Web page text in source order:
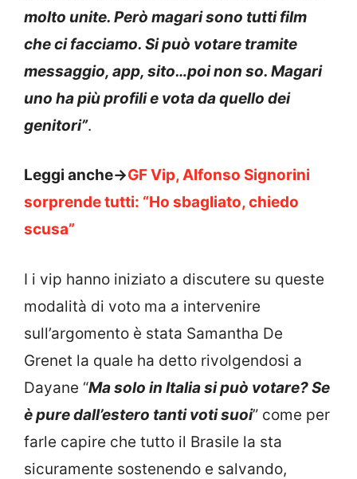
molto unite. Però magari sono tutti film
che ci facciamo. Si può votare tramite
messaggio, app, sito…poi non so. Magari
uno ha più profili e vota da quello dei
genitori”.
Leggi anche->GF Vip, Alfonso Signorini
sorprende tutti: “Ho sbagliato, chiedo
scusa”
I i vip hanno iniziato a discutere su queste
modalità di voto ma a intervenire
sull’argomento è stata Samantha De
Grenet la quale ha detto rivolgendosi a
Dayane “Ma solo in Italia si può votare? Se
è pure dall’estero tanti voti suoi” come per
farle capire che tutto il Brasile la sta
sicuramente sostenendo e salvando,